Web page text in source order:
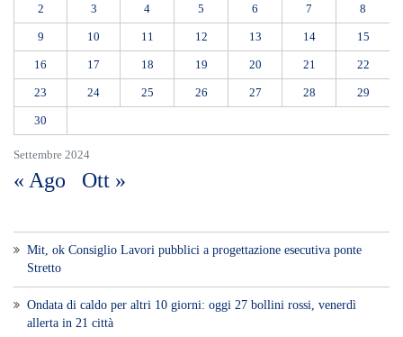
Settembre 2024
2 3 4 5 6 7 8
9 10 11 12 13 14 15
16 17 18 19 20 21 22
23 24 25 26 27 28 29
30
« Ago Ott »
Mit, ok Consiglio Lavori pubblici a progettazione esecutiva ponte
Stretto
Ondata di caldo per altri 10 giorni: oggi 27 bollini rossi, venerdì
allerta in 21 città